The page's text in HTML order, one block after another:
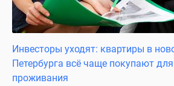
Панорамы
новостроек
комнатные
Субсидированная
застройщиком
Инвесторы уходят: квартиры в
Петербурга всё чаще покупают
проживания